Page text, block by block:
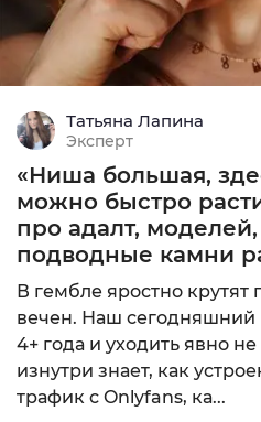
Татьяна Лапина
Эксперт
«Ниша большая,
можно быстро
про адалт, моделей,
подводные камни
В гембле яростно крутят
вечен. Наш сегодняшний
4+ года и уходить явно
изнутри знает, как
трафик с Onlyfans, ка...